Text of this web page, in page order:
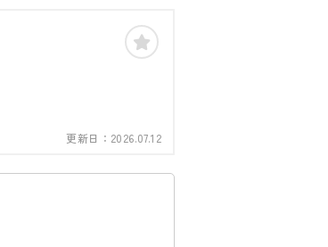
更新日： 2026.07.12